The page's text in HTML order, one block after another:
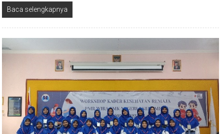
Baca selengkapnya